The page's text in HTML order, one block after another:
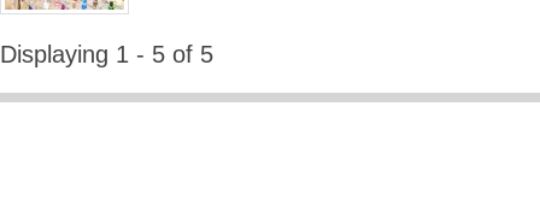
Displaying 1 - 5 of 5